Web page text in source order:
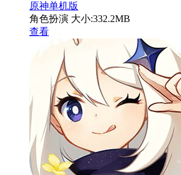
原神单机版
角色扮演 大小:332.2MB
查看